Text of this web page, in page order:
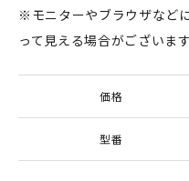
※モニターやブラウザなど
って見える場合がございます
価格
型番